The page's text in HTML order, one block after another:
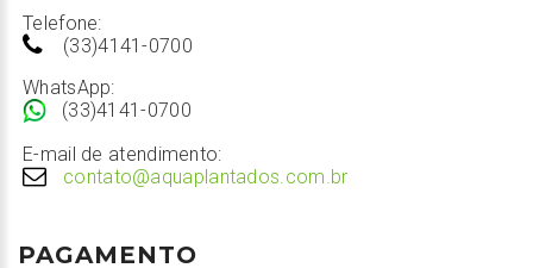
Telefone:
(33)4141-0700
WhatsApp:
(33)4141-0700
E-mail de atendimento:
contato@aquaplantados.com.br
PAGAMENTO